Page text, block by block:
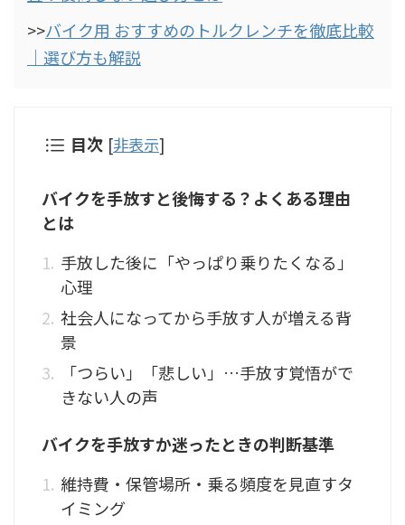
>>バイク用 おすすめのトルクレンチを徹底比較
｜選び方も解説
目次 [非表示]
バイクを手放すと後悔する？よくある理由
とは
手放した後に「やっぱり乗りたくなる」
心理
社会人になってから手放す人が増える背
景
「つらい」「悲しい」…手放す覚悟がで
きない人の声
バイクを手放すか迷ったときの判断基準
維持費・保管場所・乗る頻度を見直すタ
イミング